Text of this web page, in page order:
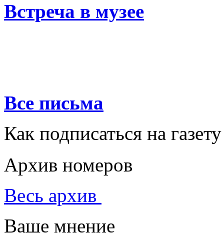
Встреча в музее
Все письма
Как подписаться на газету
Архив номеров
Весь архив
Ваше мнение